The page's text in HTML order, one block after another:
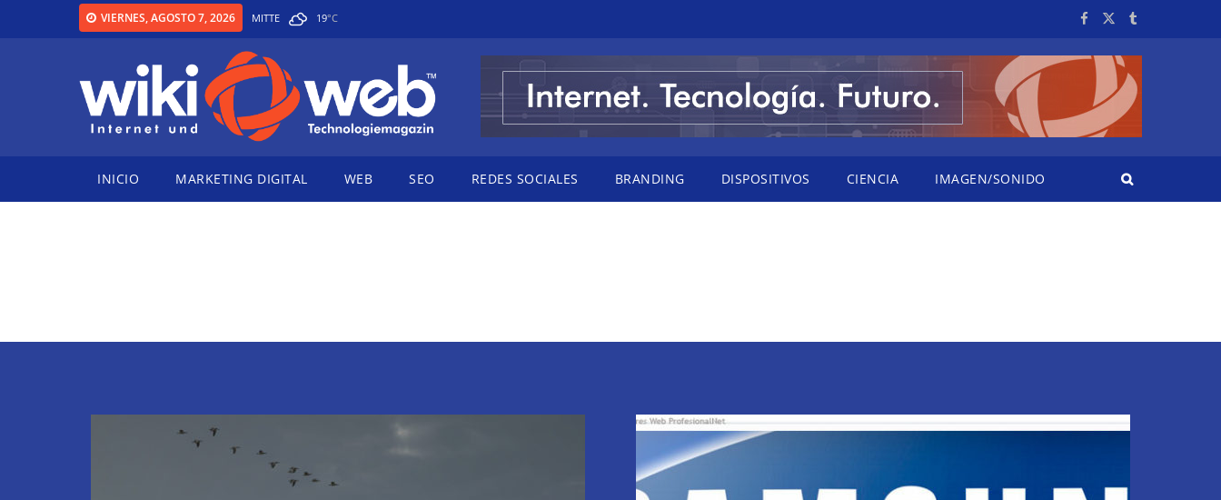
VIERNES, AGOSTO 7, 2026 MITTE 19°C
INICIO MARKETING DIGITAL WEB SEO REDES SOCIALES BRANDING DISPOSITIVOS CIENCIA IMAGEN/SONIDO